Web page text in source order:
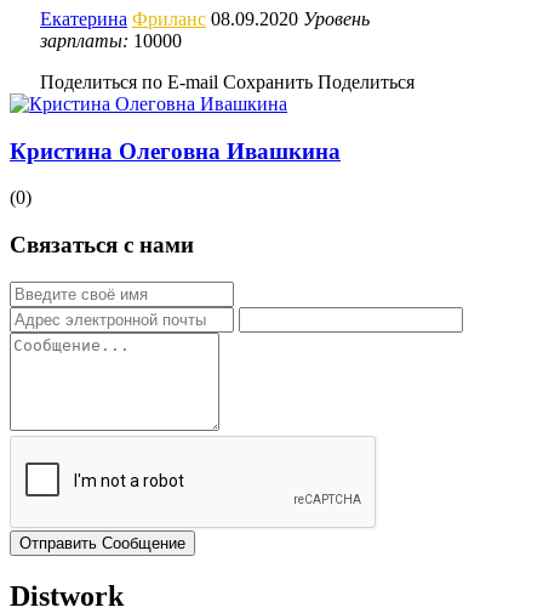
Екатерина Фриланс 08.09.2020 Уровень
зарплаты: 10000
Поделиться по E-mail Сохранить Поделиться
Кристина Олеговна Ивашкина
(0)
Связаться с нами
Отправить Сообщение
Distwork